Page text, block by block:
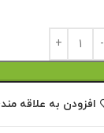
افزودن به علاقه